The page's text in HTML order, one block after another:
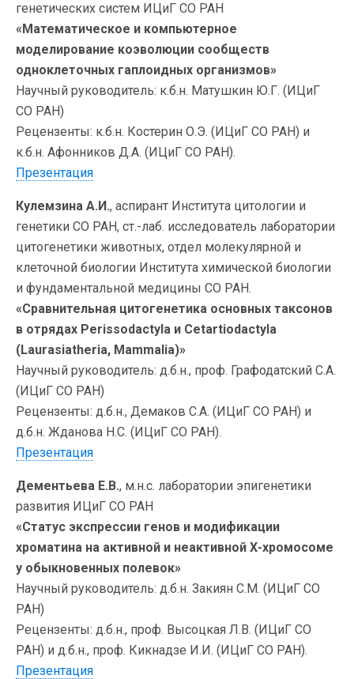
генетических систем ИЦиГ СО РАН
«Математическое и компьютерное
моделирование коэволюции сообществ
одноклеточных гаплоидных организмов»
Научный руководитель: к.б.н. Матушкин Ю.Г. (ИЦиГ
СО РАН)
Рецензенты: к.б.н. Костерин О.Э. (ИЦиГ СО РАН) и
к.б.н. Афонников Д.А. (ИЦиГ СО РАН).
Презентация
Кулемзина А.И., аспирант Института цитологии и
генетики СО РАН, ст.-лаб. исследователь лаборатории
цитогенетики животных, отдел молекулярной и
клеточной биологии Института химической биологии
и фундаментальной медицины СО РАН.
«Сравнительная цитогенетика основных таксонов
в отрядах Perissodactyla и Cetartiodactyla
(Laurasiatheria, Mammalia)»
Научный руководитель: д.б.н., проф. Графодатский С.А.
(ИЦиГ СО РАН)
Рецензенты: д.б.н., Демаков С.А. (ИЦиГ СО РАН) и
д.б.н. Жданова Н.С. (ИЦиГ СО РАН).
Презентация
Дементьева Е.В., м.н.с. лаборатории эпигенетики
развития ИЦиГ СО РАН
«Статус экспрессии генов и модификации
хроматина на активной и неактивной Х-хромосоме
у обыкновенных полевок»
Научный руководитель: д.б.н. Закиян С.М. (ИЦиГ СО
РАН)
Рецензенты: д.б.н., проф. Высоцкая Л.В. (ИЦиГ СО
РАН) и д.б.н., проф. Кикнадзе И.И. (ИЦиГ СО РАН).
Презентация